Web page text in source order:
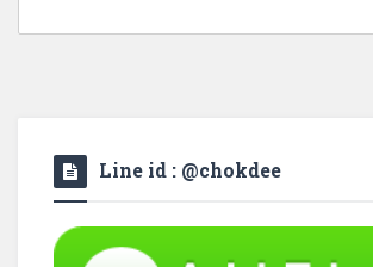
Line id : @chokdee